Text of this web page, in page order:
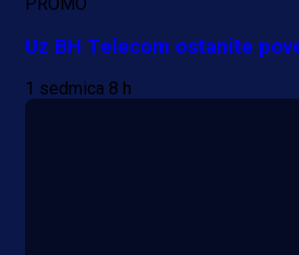
Uz BH Telecom ostanite
1 sedmica 8 h